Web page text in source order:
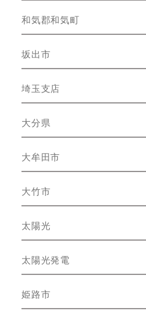
和気郡和気町
坂出市
埼玉支店
大分県
大牟田市
大竹市
太陽光
太陽光発電
姫路市